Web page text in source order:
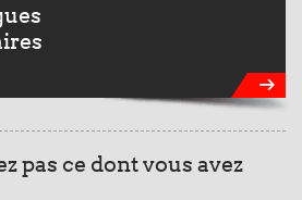
pas ce dont vous avez